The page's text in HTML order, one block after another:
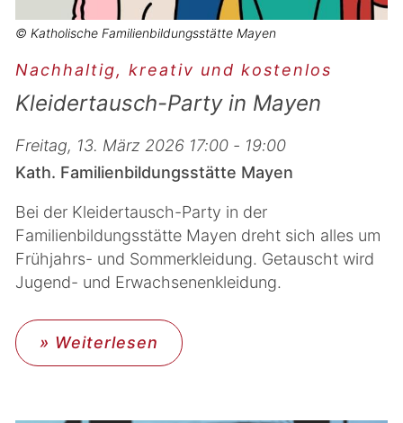
© Katholische Familienbildungsstätte Mayen
Nachhaltig, kreativ und kostenlos
Kleidertausch-Party in Mayen
Freitag, 13. März 2026 17:00 - 19:00
Kath. Familienbildungsstätte Mayen
Bei der Kleidertausch-Party in der
Familienbildungsstätte Mayen dreht sich alles um
Frühjahrs- und Sommerkleidung. Getauscht wird
Jugend- und Erwachsenenkleidung.
» Weiterlesen